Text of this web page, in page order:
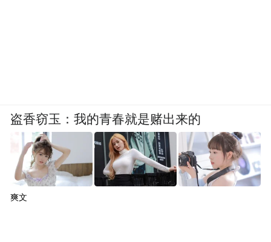
盗香窃玉：我的青春就是赌出来的
爽文